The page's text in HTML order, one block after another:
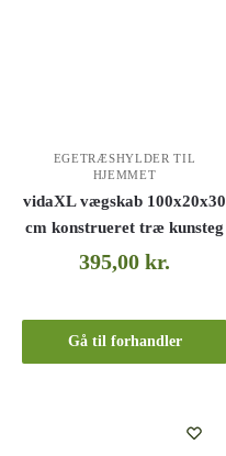
EGETRÆSHYLDER TIL
HJEMMET
vidaXL vægskab 100x20x30
cm konstrueret træ kunsteg
395,00kr.
Gå til forhandler